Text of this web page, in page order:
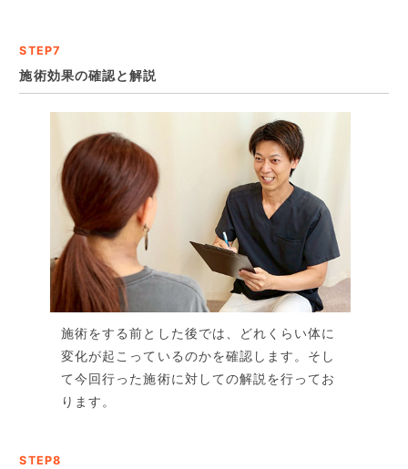
STEP7
施術効果の確認と解説
施術をする前とした後では、どれくらい体に
変化が起こっているのかを確認します。そし
て今回行った施術に対しての解説を行ってお
ります。
STEP8